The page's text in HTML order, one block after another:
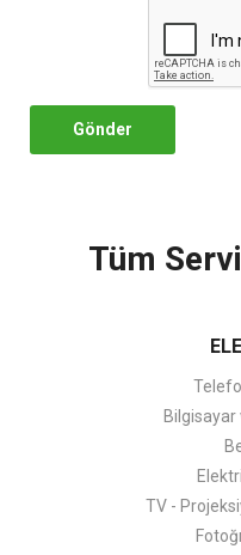
Gönder
Tüm
Bilgisayar
TV -